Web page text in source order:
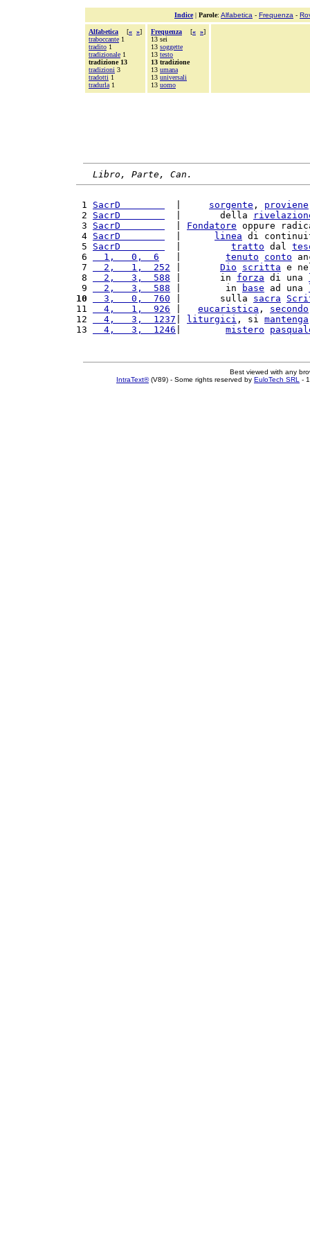
Indice| Parole: Alfabetica - Frequenza -
Alfabetica [« »]
traboccante 1
tradito 1
tradizionale 1
tradizione 13
tradizioni 3
tradotti 1
tradurla 1
Frequenza [« »]
13 sei
13 soggette
13 testo
13 tradizione
13 umana
13 universali
13 uomo
Libro, Parte, Can.
1 SacrD sorgente , proviene
2 SacrD
  |       della
3 SacrD Fondatore oppure
4 SacrD linea di
5 SacrD tratto dal
6
  1,   0,  6
tenuto conto
7
  2,   1,  252
Dio scritta e
8
  2,   3,  588
|       in forza di una
9
  2,   3,  588
|        in base ad una
10
  3,   0,  760
|       sulla sacra
11
  4,   1,  926
eucaristica , secondo
12
  4,   3,  1237
liturgici , si mantenga
13
  4,   3,  1246
mistero
Best viewed with any
IntraText®(V89) - Some rights reserved by EuloTech SRL -